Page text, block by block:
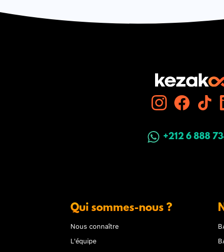
+212 6 888
Qui sommes-nous ?
Nous connaître
L'équipe